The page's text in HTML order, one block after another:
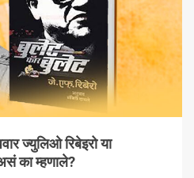
ज्युलिओ रिबेइरो या
का म्हणाले?